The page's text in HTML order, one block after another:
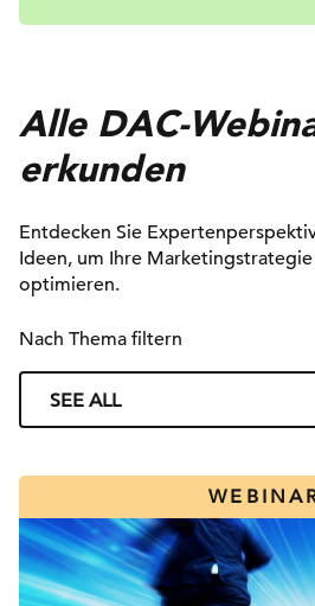
Alle DAC-
erkunden
Entdecken Sie
Ideen, um Ihre
optimieren.
Nach Thema filtern
SEE ALL